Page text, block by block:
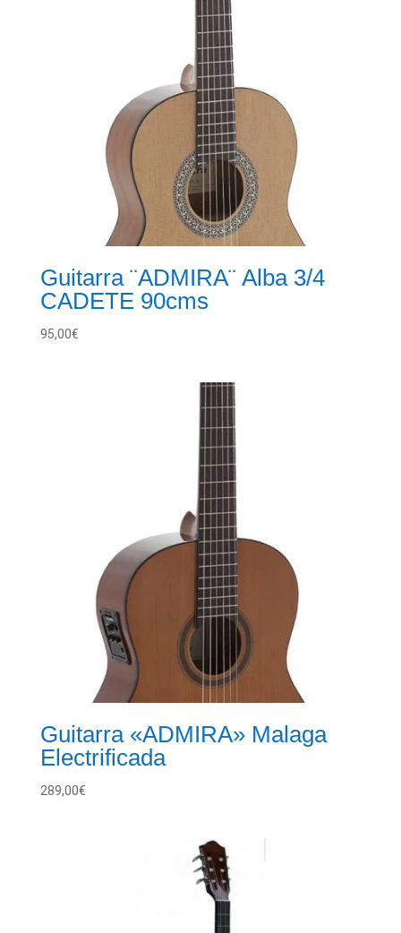
Guitarra ¨ADMIRA¨ Alba 3/4
CADETE 90cms
95,00€
Guitarra «ADMIRA» Malaga
Electrificada
289,00€